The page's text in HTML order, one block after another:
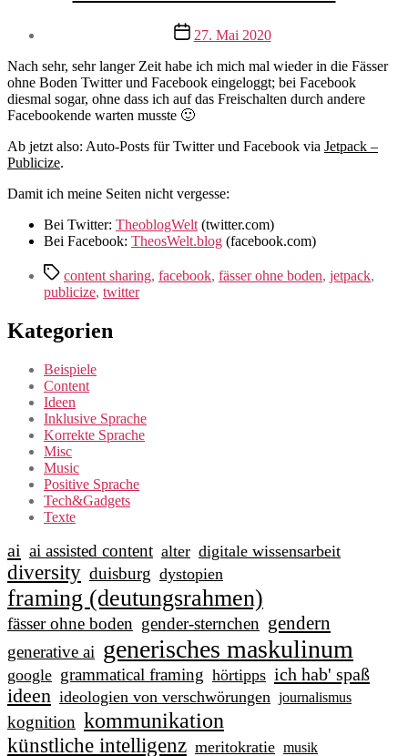
Veröffentlichungsdatum
27. Mai 2020
Nach sehr, sehr langer Zeit habe ich mich mal wieder in die Fässer
ohne Boden Twitter und Facebook eingeloggt; bei Facebook
diesmal sogar, ohne dass ich auf das Freischalten durch andere
Facebookende warten musste 🙂
Ab jetzt also: Auto-Posts für Twitter und Facebook via Jetpack –
Publicize.
Damit ich meine Seiten nicht vergesse:
Bei Twitter: TheoblogWelt (twitter.com)
Bei Facebook: TheosWelt.blog (facebook.com)
Schlagwörter
content sharing, facebook, fässer ohne boden, jetpack,
publicize, twitter
Kategorien
Beispiele
Content
Ideen
Inklusive Sprache
Korrekte Sprache
Misc
Music
Positive Sprache
Tech&Gadgets
Texte
ai ai assisted content alter digitale wissensarbeit
diversity duisburg dystopien
framing (deutungsrahmen)
fässer ohne boden gender-sternchen gendern
generative ai generisches maskulinum
google grammatical framing hörtipps ich hab' spaß
ideen ideologien von verschwörungen journalismus
kognition kommunikation
künstliche intelligenz meritokratie musik